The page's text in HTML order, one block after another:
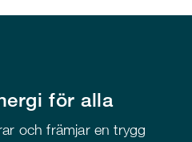
för alla
och främjar en trygg